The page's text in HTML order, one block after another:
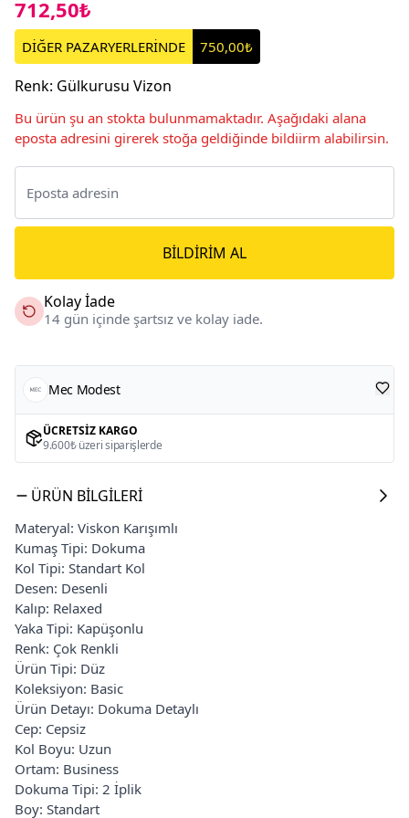
712,50₺
DİĞER PAZARYERLERİNDE 750,00₺
Renk: Gülkurusu Vizon
Bu ürün şu an stokta bulunmamaktadır. Aşağıdaki alana
eposta adresini girerek stoğa geldiğinde bildiirm alabilirsin.
BILDIRIM AL
Kolay İade
14 gün içinde şartsız ve kolay iade.
Mec Modest
ÜCRETSIZ KARGO
9.600₺ üzeri siparişlerde
ÜRÜN BILGILERI
Materyal: Viskon Karışımlı
Kumaş Tipi: Dokuma
Kol Tipi: Standart Kol
Desen: Desenli
Kalıp: Relaxed
Yaka Tipi: Kapüşonlu
Renk: Çok Renkli
Ürün Tipi: Düz
Koleksiyon: Basic
Ürün Detayı: Dokuma Detaylı
Cep: Cepsiz
Kol Boyu: Uzun
Ortam: Business
Dokuma Tipi: 2 İplik
Boy: Standart